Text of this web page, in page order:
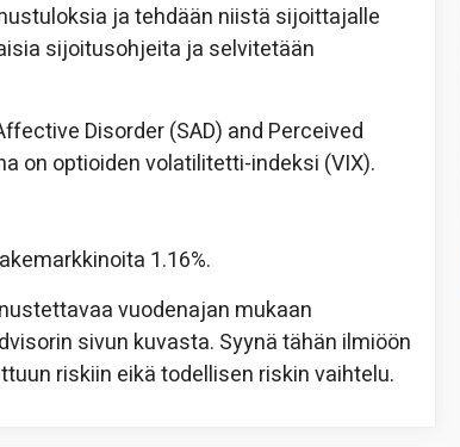
ja tehdään niistä sijoittajalle
sijoitusohjeita ja selvitetään
Disorder (SAD) and Perceived
on optioiden volatilitetti-indeksi (VIX).
1.16%.
vuodenajan mukaan
sivun kuvasta. Syynä tähän ilmiöön
riskiin eikä todellisen riskin vaihtelu.